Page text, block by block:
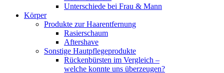
Unterschiede bei Frau & Mann
Körper
Produkte zur Haarentfernung
Rasierschaum
Aftershave
Sonstige Hautpflegeprodukte
Rückenbürsten im Vergleich –
welche konnte uns überzeugen?